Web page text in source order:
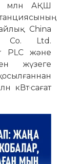
млн АҚШ
China
Co. Ltd.
PLC және
жүзеге
кВт·сағат